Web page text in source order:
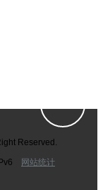
Reserved.
网站统计